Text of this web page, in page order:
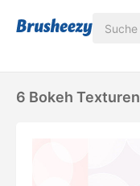
6 Bokeh Texturen